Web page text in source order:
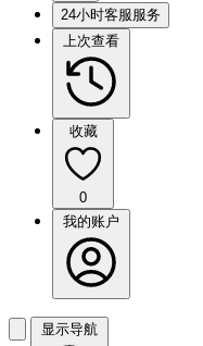
24小时客服服务
上次查看
收藏
0
我的账户
显示导航